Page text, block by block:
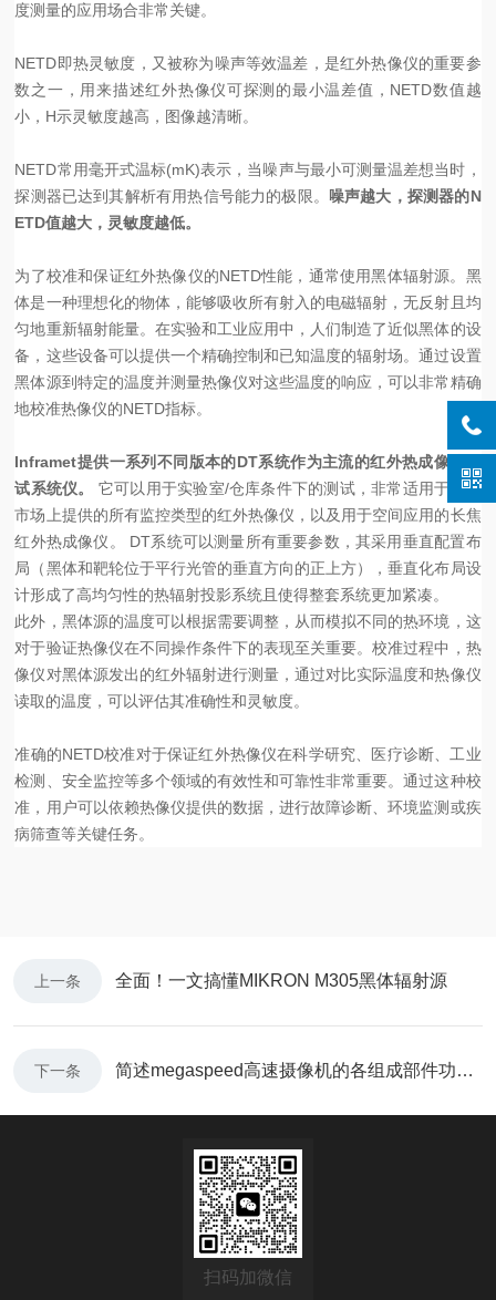
度测量的应用场合非常关键。
NETD即热灵敏度，又被称为噪声等效温差，是红外热像仪的重要参
数之一，用来描述红外热像仪可探测的最小温差值，NETD数值越
小，H示灵敏度越高，图像越清晰。
NETD常用毫开式温标(mK)表示，当噪声与最小可测量温差想当时，
探测器已达到其解析有用热信号能力的极限。
噪声越大，探测器的N
ETD值越大，灵敏度越低。
为了校准和保证红外热像仪的NETD性能，通常使用黑体辐射源。黑
体是一种理想化的物体，能够吸收所有射入的电磁辐射，无反射且均
匀地重新辐射能量。在实验和工业应用中，人们制造了近似黑体的设
备，这些设备可以提供一个精确控制和已知温度的辐射场。通过设置
黑体源到特定的温度并测量热像仪对这些温度的响应，可以非常精确
地校准热像仪的NETD指标。
Inframet提供一系列不同版本的DT系统作为主流的红外热成像仪测
试系统仪。 它可以用于实验室/仓库条件下的测试，非常适用于国际
市场上提供的所有监控类型的红外热像仪，以及用于空间应用的长焦
红外热成像仪。 DT系统可以测量所有重要参数，其采用垂直配置布
局（黑体和靶轮位于平行光管的垂直方向的正上方），垂直化布局设
计形成了高均匀性的热辐射投影系统且使得整套系统更加紧凑。
此外，黑体源的温度可以根据需要调整，从而模拟不同的热环境，这
对于验证热像仪在不同操作条件下的表现至关重要。校准过程中，热
像仪对黑体源发出的红外辐射进行测量，通过对比实际温度和热像仪
读取的温度，可以评估其准确性和灵敏度。
准确的NETD校准对于保证红外热像仪在科学研究、医疗诊断、工业
检测、安全监控等多个领域的有效性和可靠性非常重要。通过这种校
准，用户可以依赖热像仪提供的数据，进行故障诊断、环境监测或疾
病筛查等关键任务。
上一条 全面！一文搞懂MIKRON M305黑体辐射源
下一条 简述megaspeed高速摄像机的各组成部件功能特点
扫码加微信